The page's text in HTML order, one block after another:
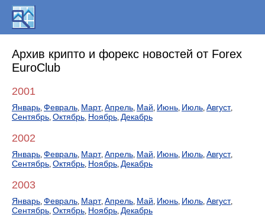
Архив крипто и форекс новостей от Forex
EuroClub
2001
Январь, Февраль, Март, Апрель, Май, Июнь, Июль, Август,
Сентябрь, Октябрь, Ноябрь, Декабрь
2002
Январь, Февраль, Март, Апрель, Май, Июнь, Июль, Август,
Сентябрь, Октябрь, Ноябрь, Декабрь
2003
Январь, Февраль, Март, Апрель, Май, Июнь, Июль, Август,
Сентябрь, Октябрь, Ноябрь, Декабрь